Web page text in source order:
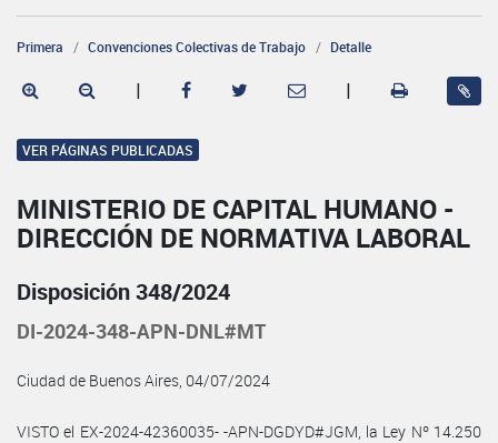
Primera Convenciones Colectivas de Trabajo Detalle
| |
VER PÁGINAS PUBLICADAS
MINISTERIO DE CAPITAL HUMANO -
DIRECCIÓN DE NORMATIVA LABORAL
Disposición 348/2024
DI-2024-348-APN-DNL#MT
Ciudad de Buenos Aires, 04/07/2024
VISTO el EX-2024-42360035- -APN-DGDYD#JGM, la Ley Nº 14.250